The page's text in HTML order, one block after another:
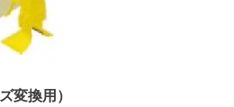
変換用）